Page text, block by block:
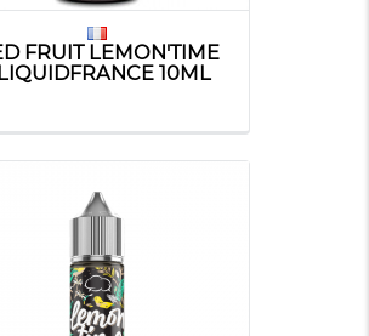
FRUIT LEMON'TIME
10ML